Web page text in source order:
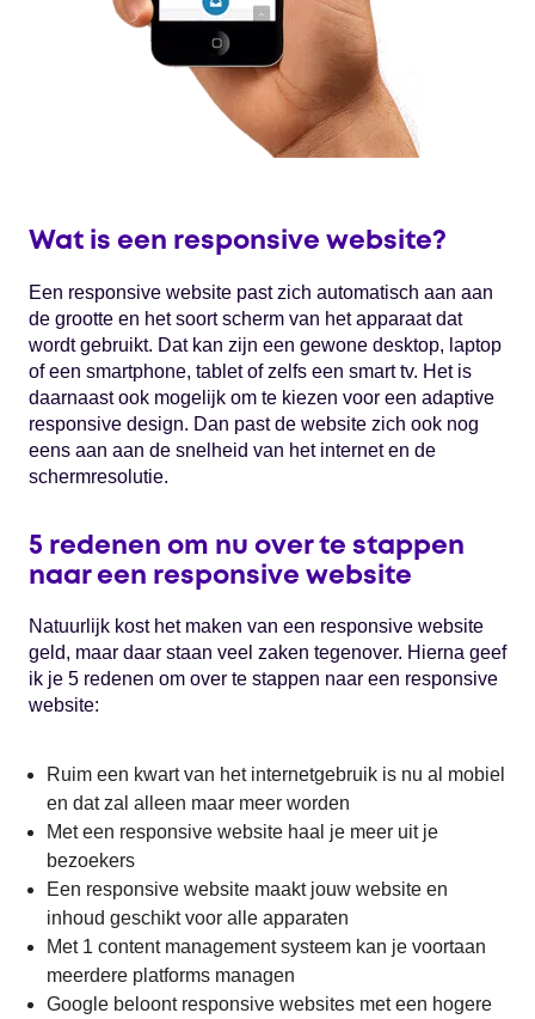
Wat is een responsive website?
Een responsive website past zich automatisch aan aan
de grootte en het soort scherm van het apparaat dat
wordt gebruikt. Dat kan zijn een gewone desktop, laptop
of een smartphone, tablet of zelfs een smart tv. Het is
daarnaast ook mogelijk om te kiezen voor een adaptive
responsive design. Dan past de website zich ook nog
eens aan aan de snelheid van het internet en de
schermresolutie.
5 redenen om nu over te stappen
naar een responsive website
Natuurlijk kost het maken van een responsive website
geld, maar daar staan veel zaken tegenover. Hierna geef
ik je 5 redenen om over te stappen naar een responsive
website:
Ruim een kwart van het internetgebruik is nu al mobiel
en dat zal alleen maar meer worden
Met een responsive website haal je meer uit je
bezoekers
Een responsive website maakt jouw website en
inhoud geschikt voor alle apparaten
Met 1 content management systeem kan je voortaan
meerdere platforms managen
Google beloont responsive websites met een hogere